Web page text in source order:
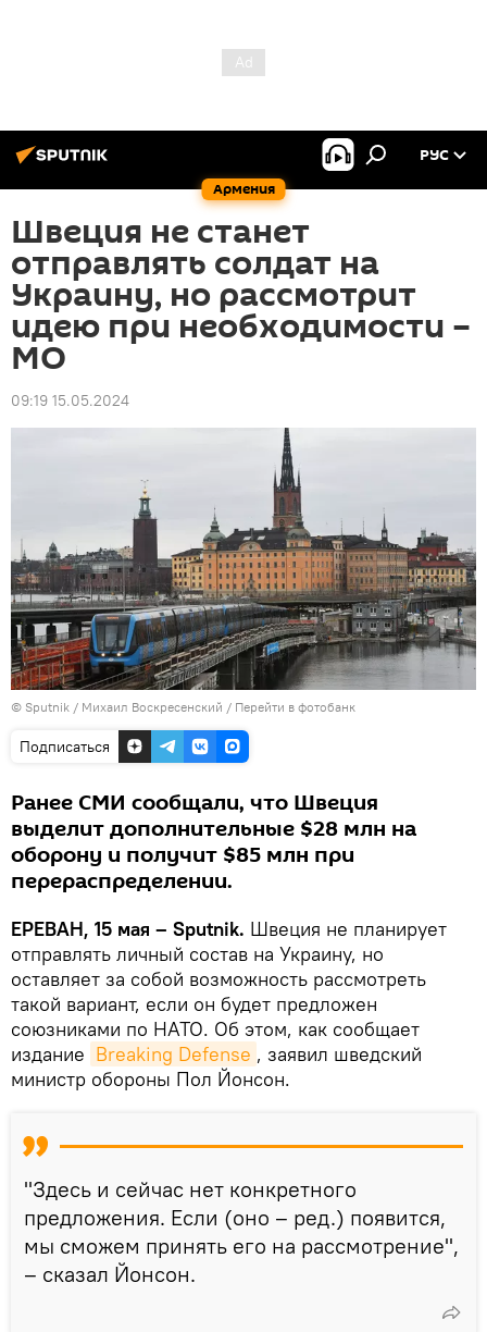
Армения
РУС
Швеция не станет
отправлять солдат на
Украину, но рассмотрит
идею при необходимости –
МО
09:19 15.05.2024
© Sputnik / Михаил Воскресенский / Перейти в фотобанк
Подписаться
Ранее СМИ сообщали, что Швеция
выделит дополнительные $28 млн на
оборону и получит $85 млн при
перераспределении.
ЕРЕВАН, 15 мая – Sputnik. Швеция не планирует
отправлять личный состав на Украину, но
оставляет за собой возможность рассмотреть
такой вариант, если он будет предложен
союзниками по НАТО. Об этом, как сообщает
издание Breaking Defense , заявил шведский
министр обороны Пол Йонсон.
"Здесь и сейчас нет конкретного
предложения. Если (оно – ред.) появится,
мы сможем принять его на рассмотрение",
– сказал Йонсон.